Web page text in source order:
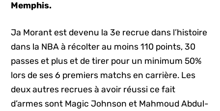
Memphis.
Ja Morant est devenu la 3e recrue dans l’histoire
dans la NBA à récolter au moins 110 points, 30
passes et plus et de tirer pour un minimum 50%
lors de ses 6 premiers matchs en carrière. Les
deux autres recrues à avoir réussi ce fait
d’armes sont Magic Johnson et Mahmoud Abdul-